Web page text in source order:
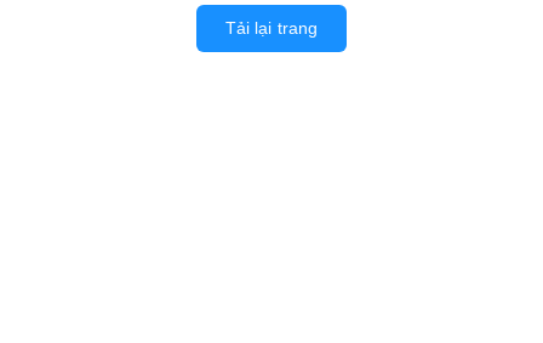
Tải lại trang